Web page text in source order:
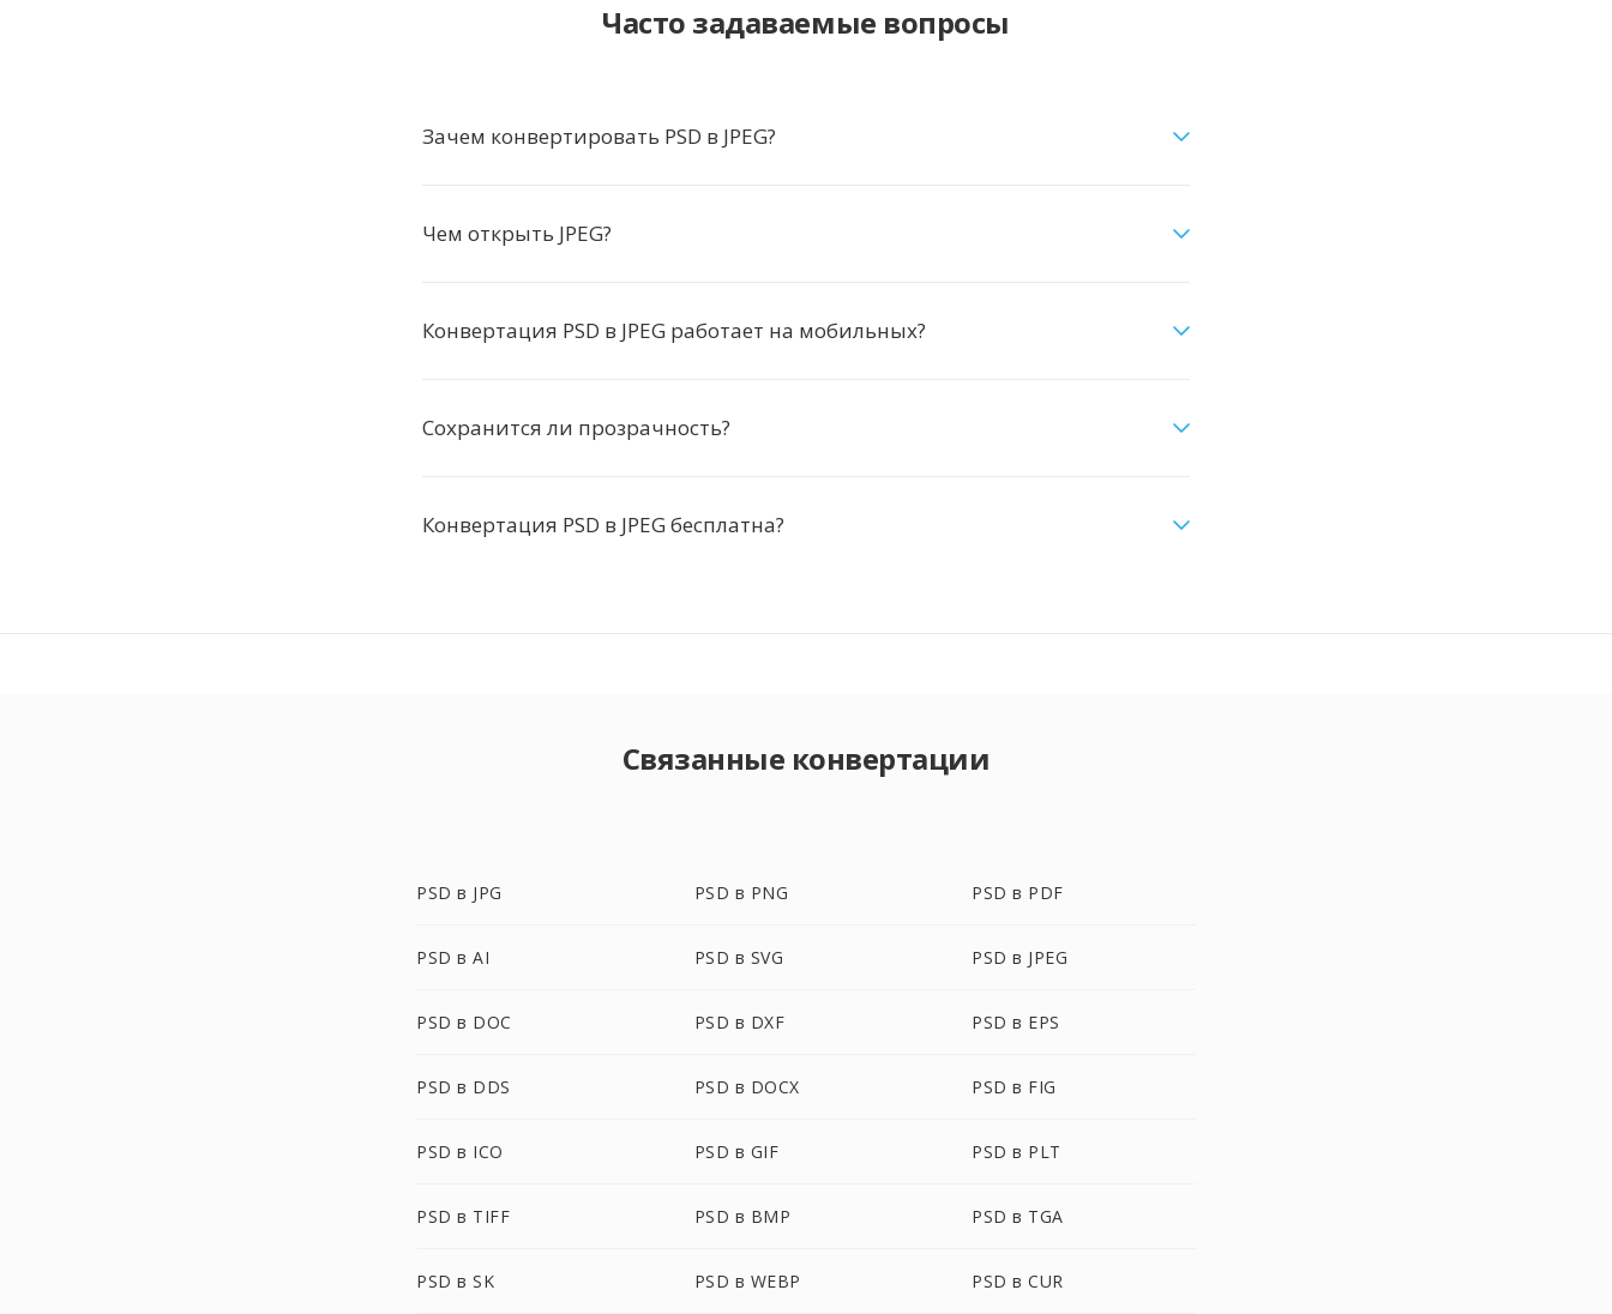
Часто задаваемые вопросы
Зачем конвертировать PSD в JPEG?
Чем открыть JPEG?
Конвертация PSD в JPEG работает на мобильных?
Сохранится ли прозрачность?
Конвертация PSD в JPEG бесплатна?
Связанные конвертации
PSD в JPG PSD в PNG PSD в PDF
PSD в AI PSD в SVG PSD в JPEG
PSD в DOC PSD в DXF PSD в EPS
PSD в DDS PSD в DOCX PSD в FIG
PSD в ICO PSD в GIF PSD в PLT
PSD в TIFF PSD в BMP PSD в TGA
PSD в SK PSD в WEBP PSD в CUR